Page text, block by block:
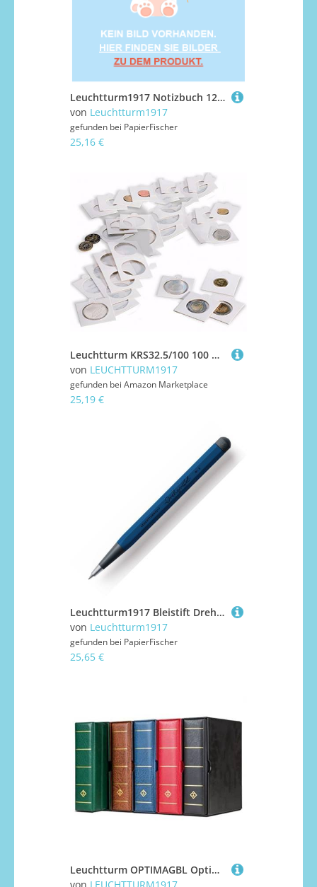
Leuchtturm1917 Notizbuch 120g Medium Hardcover A5 Marine punktkariert
von Leuchtturm1917
gefunden bei PapierFischer
25,16 €
Leuchtturm KRS32.5/100 100 Münzrähmchen selbstkl 32,5mm
von LEUCHTTURM1917
gefunden bei Amazon Marketplace
25,19 €
Leuchtturm1917 Bleistift Drehgriffel Nr.2 Indigo
von Leuchtturm1917
gefunden bei PapierFischer
25,65 €
Leuchtturm OPTIMAGBL Optima Classic Binder G blau